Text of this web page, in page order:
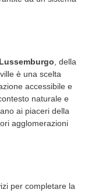
Lussemburgo , della
è una scelta
accessibile e
naturale e
ai piaceri della
agglomerazioni
per completare la